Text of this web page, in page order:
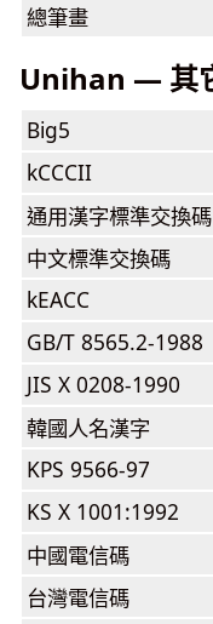
總筆畫
Unihan — 其
Big5
kCCCII
通用漢字標準交換碼
中文標準交換碼
kEACC
GB/T 8565.2-1988
JIS X 0208-1990
韓國人名漢字
KPS 9566-97
KS X 1001:1992
中國電信碼
台灣電信碼